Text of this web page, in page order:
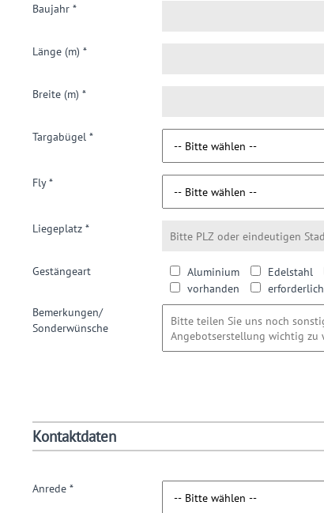
Baujahr*
Länge (m)*
Breite (m)*
Targabügel*
Fly*
Liegeplatz*
Gestängeart Aluminium Edelstahl
vorhanden
erforderlich
Bemerkungen/
Sonderwünsche
Kontaktdaten
Anrede*